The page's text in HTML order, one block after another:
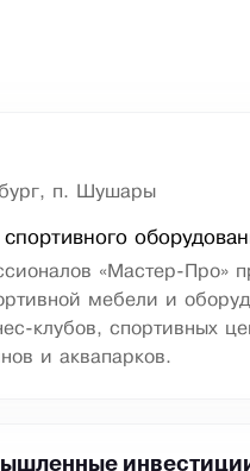
п. Шушары
спортивного
«Мастер-Про»
мебели и
клубов, спортивных
и аквапарков.